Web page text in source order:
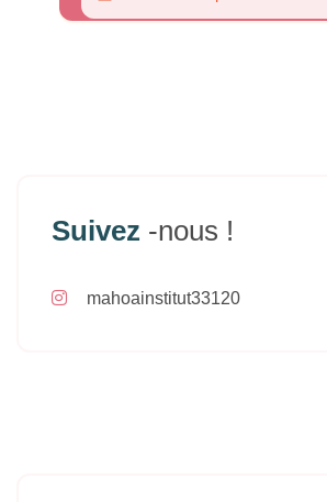
Suivez -nous !
mahoainstitut33120